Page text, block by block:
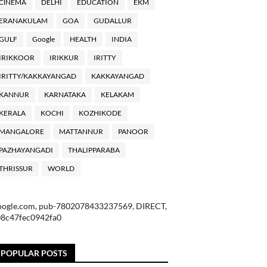
DELHI EDUCATION EKM
GOA GUDALLUR
Google HEALTH INDIA
IRIKKUR IRITTY
KAKKAYANGAD KAKKAYANGAD
KARNATAKA KELAKAM
KOCHI KOZHIKODE
MATTANNUR PANOOR
THALIPPARABA
WORLD
pub-7802078433237569, DIRECT,
POPULAR POSTS